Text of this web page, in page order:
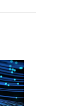
critical